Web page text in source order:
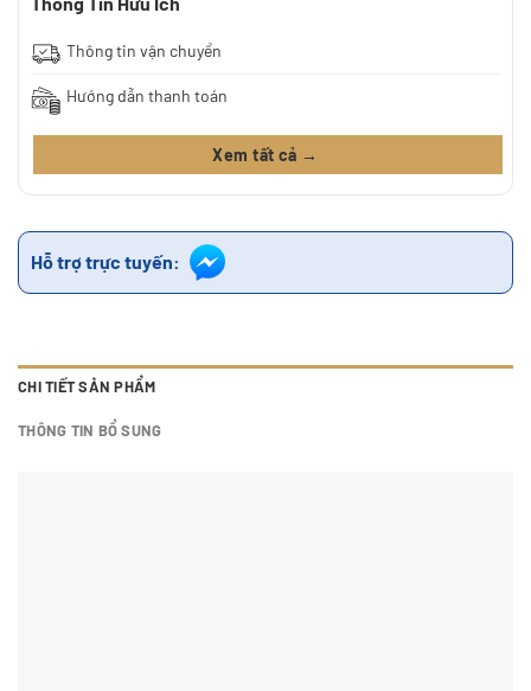
Thông tin vận chuyển
Hướng dẫn thanh toán
Xem tất cả →
Hỗ trợ trực tuyến:
CHI TIẾT SẢN PHẨM
THÔNG TIN BỔ SUNG